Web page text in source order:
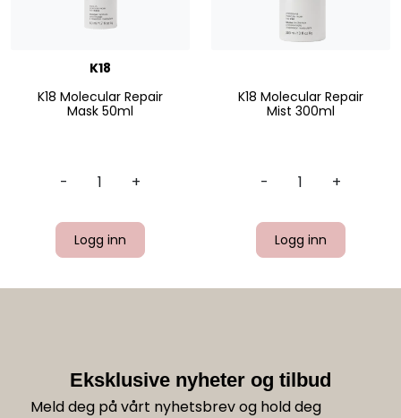
K18
K18 Molecular Repair
Mask 50ml
- +
Logg inn
K18 Molecular Repair
Mist 300ml
- +
Logg inn
Eksklusive nyheter og tilbud
Meld deg på vårt nyhetsbrev og hold deg